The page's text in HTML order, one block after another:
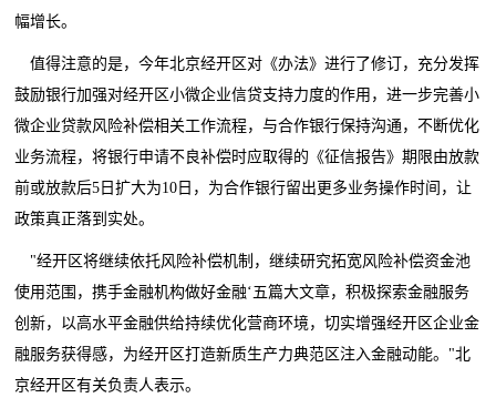
幅增长。
值得注意的是，今年北京经开区对《办法》进行了修订，充分发挥
鼓励银行加强对经开区小微企业信贷支持力度的作用，进一步完善小
微企业贷款风险补偿相关工作流程，与合作银行保持沟通，不断优化
业务流程，将银行申请不良补偿时应取得的《征信报告》期限由放款
前或放款后5日扩大为10日，为合作银行留出更多业务操作时间，让
政策真正落到实处。
"经开区将继续依托风险补偿机制，继续研究拓宽风险补偿资金池
使用范围，携手金融机构做好金融‘五篇大文章，积极探索金融服务
创新，以高水平金融供给持续优化营商环境，切实增强经开区企业金
融服务获得感，为经开区打造新质生产力典范区注入金融动能。"北
京经开区有关负责人表示。